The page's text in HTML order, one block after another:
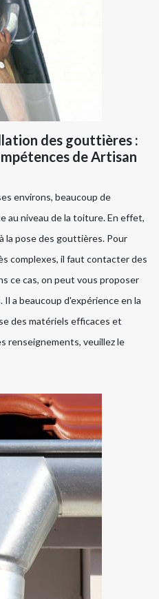
des gouttières :
de Artisan
environs, beaucoup de
au niveau de la toiture. En effet,
la pose des gouttières. Pour
complexes, il faut contacter des
ce cas, on peut vous proposer
a beaucoup d'expérience en la
des matériels efficaces et
renseignements, veuillez le